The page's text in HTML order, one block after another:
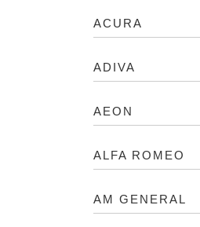
ACURA
ADIVA
AEON
ALFA ROMEO
AM GENERAL